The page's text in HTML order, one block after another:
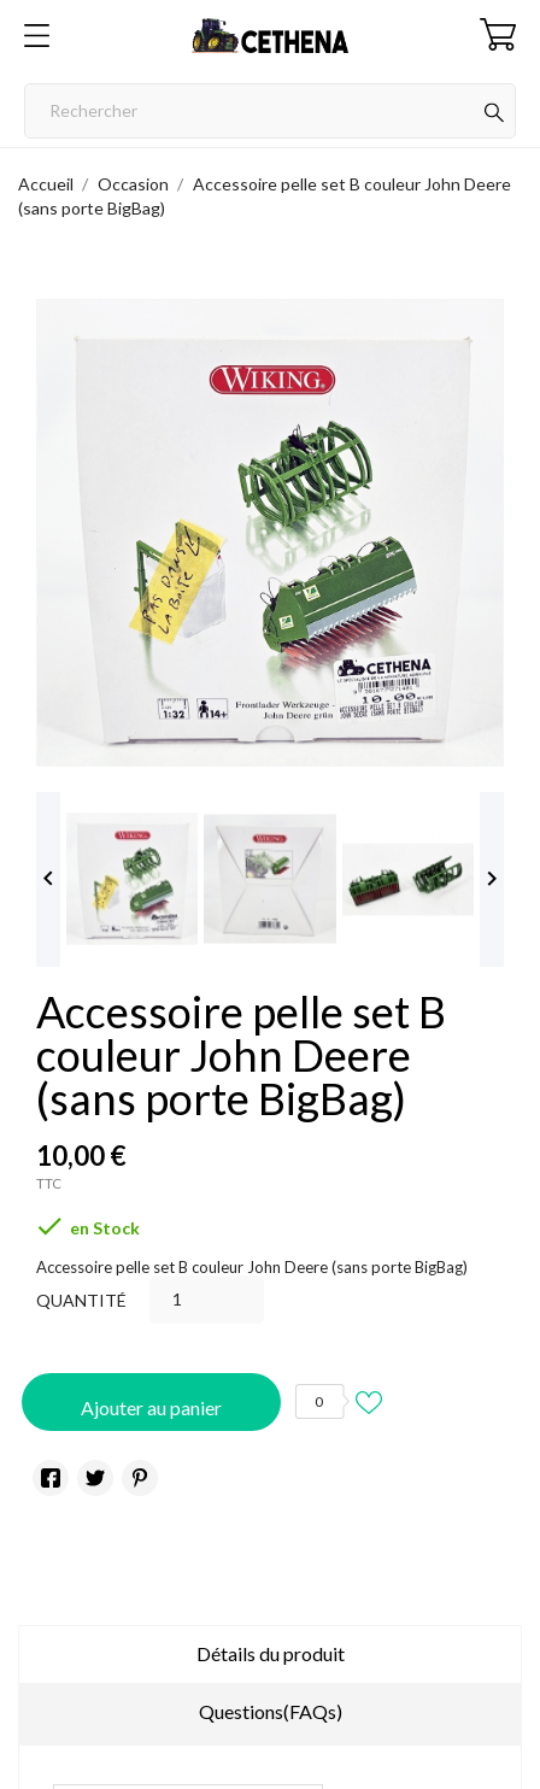
Accueil Occasion
Accessoire pelle set B couleur John Deere
(sans porte BigBag)
 
Accessoire pelle set B
couleur John Deere
(sans porte BigBag)
10,00 €
TTC
 en Stock
Accessoire pelle set B couleur John Deere (sans porte BigBag)
QUANTITÉ
Ajouter au panier 0
Détails du produit
Questions(FAQs)